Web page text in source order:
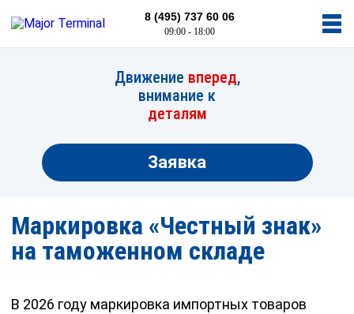
8 (495) 737 60 06
09:00 - 18:00
Движение вперед,
внимание к
деталям
Заявка
Маркировка «Честный знак»
на таможенном складе
В 2026 году маркировка импортных товаров